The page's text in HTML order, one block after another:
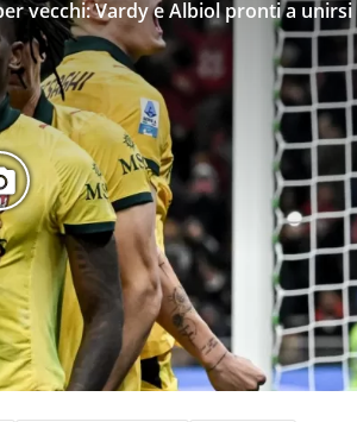
vecchi: Vardy e Albiol pronti a unirsi